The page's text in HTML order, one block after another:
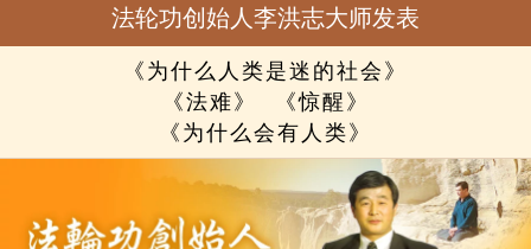
法轮功创始人李洪志大师发表
《为什么人类是迷的社会》
《法难》
《惊醒》
《为什么会有人类》